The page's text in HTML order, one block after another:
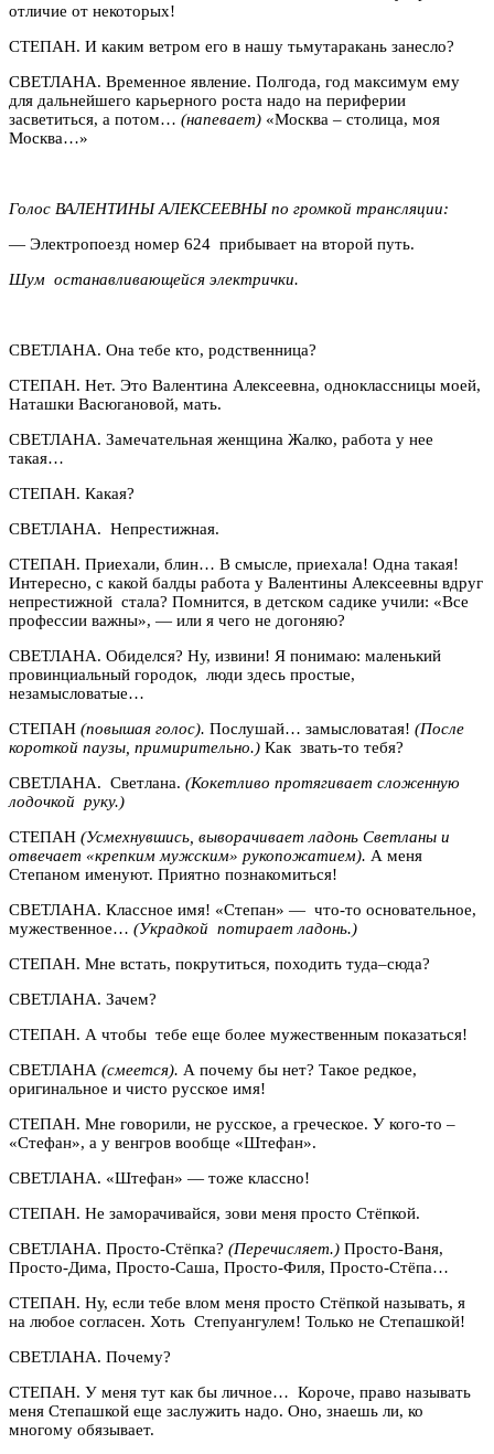
отличие от некоторых!
СТЕПАН. И каким ветром его в нашу тьмутаракань занесло?
СВЕТЛАНА. Временное явление. Полгода, год максимум ему
для дальнейшего карьерного роста надо на периферии
засветиться, а потом… (напевает) «Москва – столица, моя
Москва…»
Голос ВАЛЕНТИНЫ АЛЕКСЕЕВНЫ по громкой трансляции:
— Электропоезд номер 624 прибывает на второй путь.
Шум останавливающейся электрички.
СВЕТЛАНА. Она тебе кто, родственница?
СТЕПАН. Нет. Это Валентина Алексеевна, одноклассницы моей,
Наташки Васюгановой, мать.
СВЕТЛАНА. Замечательная женщина Жалко, работа у нее
такая…
СТЕПАН. Какая?
СВЕТЛАНА. Непрестижная.
СТЕПАН. Приехали, блин… В смысле, приехала! Одна такая!
Интересно, с какой балды работа у Валентины Алексеевны вдруг
непрестижной стала? Помнится, в детском садике учили: «Все
профессии важны», — или я чего не догоняю?
СВЕТЛАНА. Обиделся? Ну, извини! Я понимаю: маленький
провинциальный городок, люди здесь простые,
незамысловатые…
СТЕПАН (повышая голос). Послушай… замысловатая! (После
короткой паузы, примирительно.) Как звать-то тебя?
СВЕТЛАНА. Светлана. (Кокетливо протягивает сложенную
лодочкой руку.)
СТЕПАН (Усмехнувшись, выворачивает ладонь Светланы и
отвечает «крепким мужским» рукопожатием). А меня
Степаном именуют. Приятно познакомиться!
СВЕТЛАНА. Классное имя! «Степан» — что-то основательное,
мужественное… (Украдкой потирает ладонь.)
СТЕПАН. Мне встать, покрутиться, походить туда–сюда?
СВЕТЛАНА. Зачем?
СТЕПАН. А чтобы тебе еще более мужественным показаться!
СВЕТЛАНА (смеется). А почему бы нет? Такое редкое,
оригинальное и чисто русское имя!
СТЕПАН. Мне говорили, не русское, а греческое. У кого-то –
«Стефан», а у венгров вообще «Штефан».
СВЕТЛАНА. «Штефан» — тоже классно!
СТЕПАН. Не заморачивайся, зови меня просто Стёпкой.
СВЕТЛАНА. Просто-Стёпка? (Перечисляет.) Просто-Ваня,
Просто-Дима, Просто-Саша, Просто-Филя, Просто-Стёпа…
СТЕПАН. Ну, если тебе влом меня просто Стёпкой называть, я
на любое согласен. Хоть Степуангулем! Только не Степашкой!
СВЕТЛАНА. Почему?
СТЕПАН. У меня тут как бы личное… Короче, право называть
меня Степашкой еще заслужить надо. Оно, знаешь ли, ко
многому обязывает.